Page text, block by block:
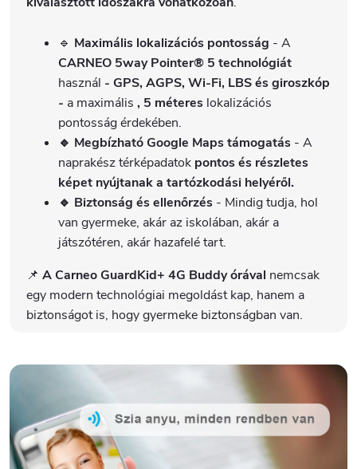
🔹 Maximális lokalizációs pontosság - A
CARNEO 5way Pointer® 5 technológiát
használ - GPS, AGPS, Wi-Fi, LBS és giroszkóp
- a maximális, 5 méteres lokalizációs
pontosság érdekében.
🔹 Megbízható Google Maps támogatás - A
naprakész térképadatok pontos és részletes
képet nyújtanak a tartózkodási helyéről.
🔹 Biztonság és ellenőrzés - Mindig tudja, hol
van gyermeke, akár az iskolában, akár a
játszótéren, akár hazafelé tart.
📌A Carneo GuardKid+ 4G Buddy órával nemcsak
egy modern technológiai megoldást kap, hanem a
biztonságot is, hogy gyermeke biztonságban van.